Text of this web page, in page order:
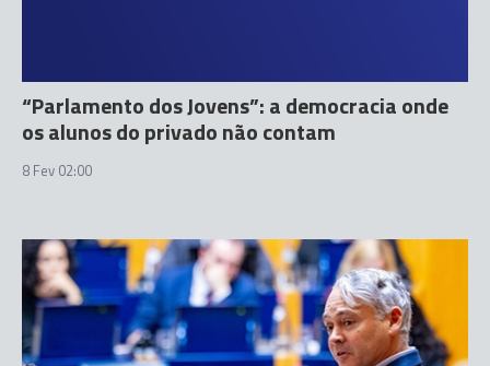
“Parlamento dos Jovens”: a democracia onde
os alunos do privado não contam
8 Fev 02:00